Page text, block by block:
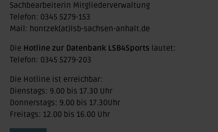
Sachbearbeiterin Mitgliederverwaltung
Telefon: 0345 5279-153
Mail: hontzek(at)lsb-sachsen-anhalt.de
Die Hotline zur Datenbank LSB4Sports lautet:
Telefon: 0345 5279-203
Die Hotline ist erreichbar:
Dienstags: 9.00 bis 17.30 Uhr
Donnerstags: 9.00 bis 17.30Uhr
Freitags: 12.00 bis 16.00 Uhr